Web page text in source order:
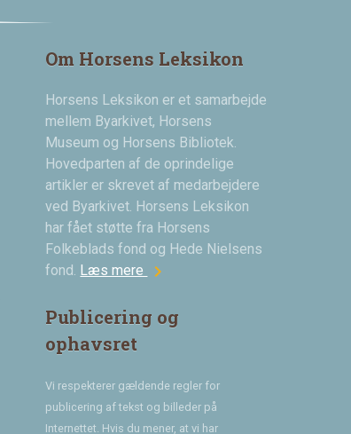
Om Horsens Leksikon
Horsens Leksikon er et samarbejde
mellem Byarkivet, Horsens
Museum og Horsens Bibliotek.
Hovedparten af de oprindelige
artikler er skrevet af medarbejdere
ved Byarkivet. Horsens Leksikon
har fået støtte fra Horsens
Folkeblads fond og Hede Nielsens
fond. Læs mere chevron_right
Publicering og
ophavsret
Vi respekterer gældende regler for
publicering af tekst og billeder på
Internettet. Hvis du mener, at vi har